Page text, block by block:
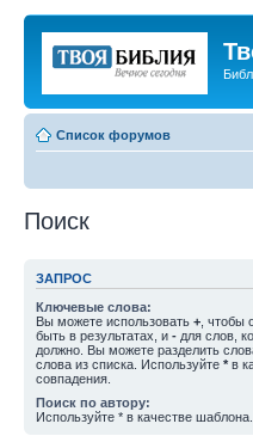
Список форумов
Поиск
ЗАПРОС
Ключевые слова:
Вы можете использовать + , чтобы
быть в результатах, и - для слов,
должно. Вы можете разделить
слова из списка. Используйте * в
совпадения.
Поиск по автору:
Используйте * в качестве шаблона.